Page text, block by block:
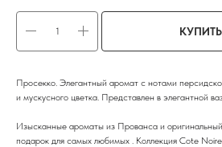
КУПИТЬ
Просекко. Элегантный аромат с нотами
и мускусного цветка. Представлен в элегантной
Изысканные ароматы из Прованса и
подарок для самых любимых . Коллекция Cote